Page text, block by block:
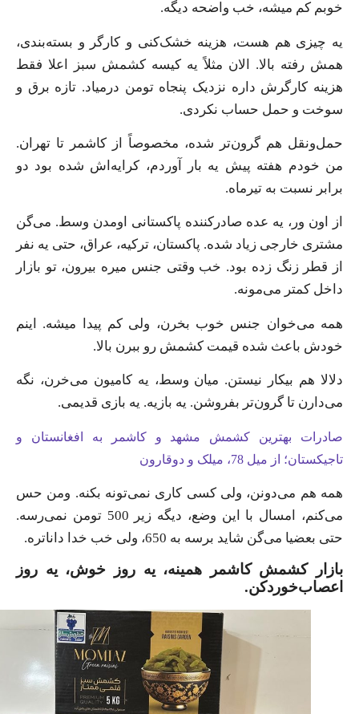
خوبم کم میشه، خب واضحه دیگه.
یه چیزی هم هست، هزینه خشک‌کنی و کارگر و بسته‌بندی،
همش رفته بالا. الان مثلاً یه کیسه کشمش سبز اعلا فقط
هزینه کارگرش داره نزدیک پنجاه تومن درمیاد. تازه برق و
سوخت و حمل حساب نکردی.
حمل‌ونقل هم گرون‌تر شده، مخصوصاً از کاشمر تا تهران.
من خودم هفته پیش یه بار آوردم، کرایه‌اش شده بود دو
برابر نسبت به تیرماه.
از اون ور، یه عده صادرکننده پاکستانی اومدن وسط. می‌گن
مشتری خارجی زیاد شده. پاکستان، ترکیه، عراق، حتی یه نفر
از قطر زنگ زده بود. خب وقتی جنس میره بیرون، تو بازار
داخل کمتر می‌مونه.
همه می‌خوان جنس خوب بخرن، ولی کم پیدا میشه. اینم
خودش باعث شده قیمت کشمش رو ببرن بالا.
دلالا هم بیکار نیستن. میان وسط، یه کامیون می‌خرن، نگه
می‌دارن تا گرون‌تر بفروشن. یه بازیه. یه بازی قدیمی.
صادرات بهترین کشمش مشهد و کاشمر به افغانستان و
تاجیکستان؛ از میل 78، میلک و دوقارون
همه هم می‌دونن، ولی کسی کاری نمی‌تونه بکنه. ومن حس
می‌کنم، امسال با این وضع، دیگه زیر 500 تومن نمی‌رسه.
حتی بعضیا می‌گن شاید برسه به 650، ولی خب خدا داناتره.
بازار کشمش کاشمر همینه، یه روز خوش، یه روز
اعصاب‌خوردکن.